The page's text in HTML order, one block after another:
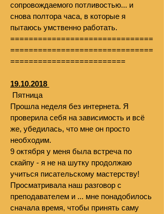
сопровождаемого потливостью... и
снова полтора часа, в которые я
пытаюсь умственно работать.
===============================
===============================
=========================
19.10.2018
Пятница
Прошла неделя без интернета. Я
проверила себя на зависимость и всё
же, убедилась, что мне он просто
необходим.
9 октября у меня была встреча по
скайпу - я не на шутку продолжаю
учиться писательскому мастерству!
Просматривала наш разговор с
преподавателем и ... мне понадобилось
сначала время, чтобы принять саму